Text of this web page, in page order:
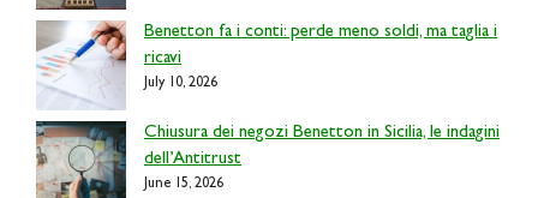
Benetton fa i conti: perde meno soldi, ma taglia i
ricavi
July 10, 2026
Chiusura dei negozi Benetton in Sicilia, le indagini
dell’Antitrust
June 15, 2026